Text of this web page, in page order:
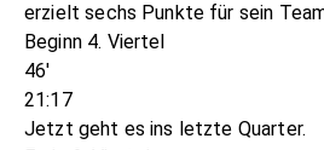
erzielt sechs Punkte für sein
Beginn 4. Viertel
46'
21:17
Jetzt geht es ins letzte Quarter.